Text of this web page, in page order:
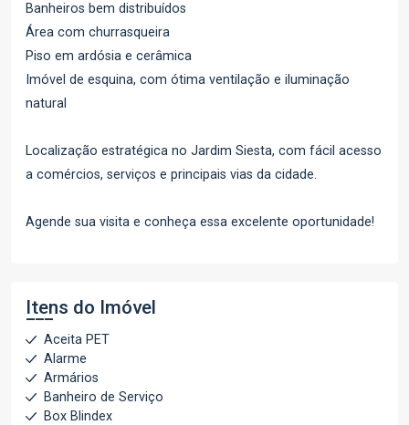
Banheiros bem distribuídos
Área com churrasqueira
Piso em ardósia e cerâmica
Imóvel de esquina, com ótima ventilação e iluminação
natural
Localização estratégica no Jardim Siesta, com fácil acesso
a comércios, serviços e principais vias da cidade.
Agende sua visita e conheça essa excelente oportunidade!
Itens do Imóvel
Aceita PET
Alarme
Armários
Banheiro de Serviço
Box Blindex